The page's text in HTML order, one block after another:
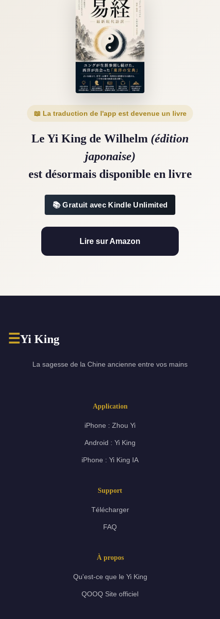
📖 La traduction de l'app est devenue un livre
Le Yi King de Wilhelm (édition
japonaise)
est désormais disponible en livre
Gratuit avec Kindle Unlimited
Lire sur Amazon
☰Yi King
La sagesse de la Chine ancienne entre vos mains
Application
iPhone : Zhou Yi
Android : Yi King
iPhone : Yi King IA
Support
Télécharger
FAQ
À propos
Qu'est-ce que le Yi King
QOOQ Site officiel